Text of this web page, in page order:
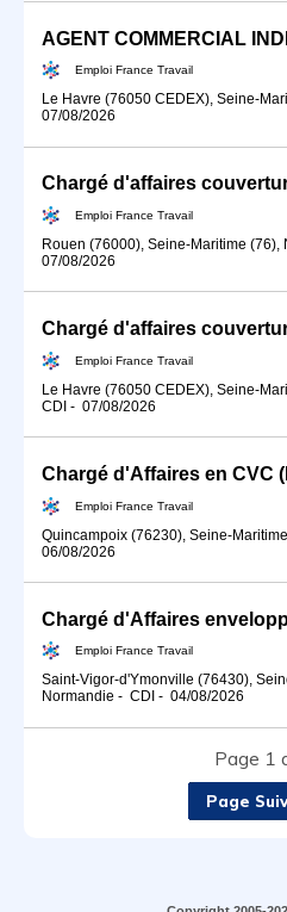
AGENT COMMERCIAL
Emploi France Travail
Le Havre (76050 CEDEX), Seine-
07/08/2026
Chargé d'affaires
Emploi France Travail
Rouen (76000), Seine-Maritime (76),
07/08/2026
Chargé d'affaires
Emploi France Travail
Le Havre (76050 CEDEX), Seine-
CDI - 07/08/2026
Chargé d'Affaires en CVC
Emploi France Travail
Quincampoix (76230), Seine-
06/08/2026
Chargé d'Affaires
Emploi France Travail
Saint-Vigor-d'Ymonville (76430),
Normandie - CDI - 04/08/2026
Page 1
Page